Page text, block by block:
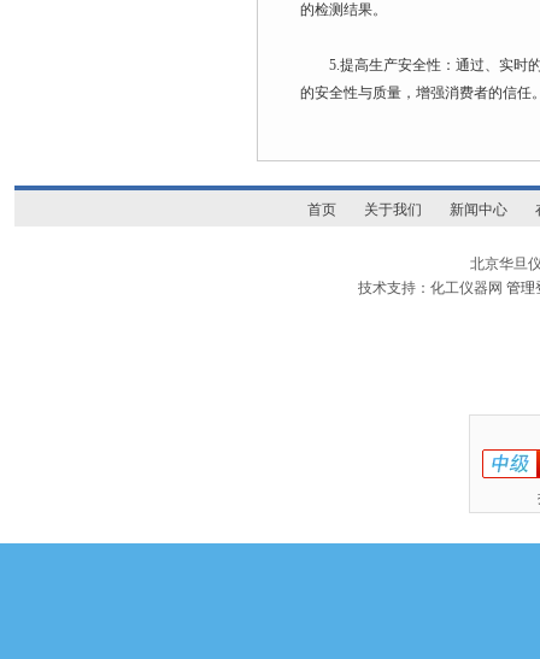
的检测结果。
5.提高生产安全性：通过、实时的
的安全性与质量，增强消费者的信任
首页 关于我们 新闻中心
北京华旦
技术支持：化工仪器网管理